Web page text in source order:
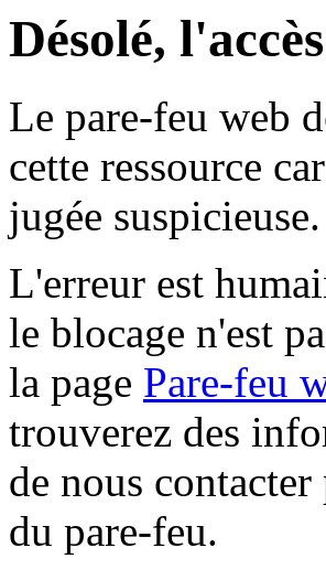
Désolé,
Le pare-feu web
cette ressource
jugée suspicieuse.
L'erreur est
le blocage n'est
la page Pare-feu
trouverez des
de nous
du pare-feu.